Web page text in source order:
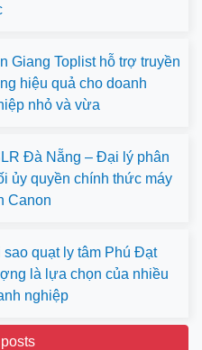
Giang Toplist hỗ trợ truyền
hiệu quả cho doanh
nhỏ và vừa
Đà Nẵng – Đại lý phân
ủy quyền chính thức máy
Canon
sao quạt ly tâm Phú Đạt
là lựa chọn của nhiều
nghiệp